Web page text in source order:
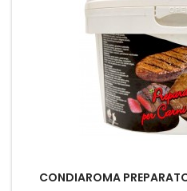
CONDIAROMA